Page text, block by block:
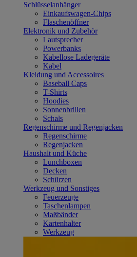
Schlüsselanhänger
Einkaufswagen-Chips
Flaschenöffner
Elektronik und Zubehör
Lautsprecher
Powerbanks
Kabellose Ladegeräte
Kabel
Kleidung und Accessoires
Baseball Caps
T-Shirts
Hoodies
Sonnenbrillen
Schals
Regenschirme und Regenjacken
Regenschirme
Regenjacken
Haushalt und Küche
Lunchboxen
Decken
Schürzen
Werkzeug und Sonstiges
Feuerzeuge
Taschenlampen
Maßbänder
Kartenhalter
Werkzeug